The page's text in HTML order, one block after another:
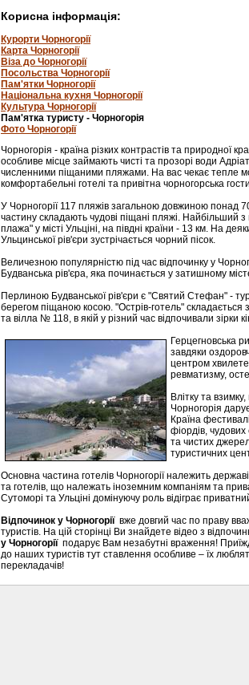
Корисна інформація:
Курорти Чорногорії
Карта Чорногорії
Віза до Чорногорії
Посольства Чорногорії
Пам'ятки Чорногорії
Національна кухня Чорногорії
Культура Чорногорії
Пам'ятка туристу - Чорногорія
Фото Чорногорії
Чорногорія - країна різких контрастів та природної
особливе місце займають чисті та прозорі води
численними піщаними пляжами. На вас чекає тепле
комфортабельні готелі та привітна чорногорська
У Чорногорії 117 пляжів загальною довжиною понад
частину складають чудові піщані пляжі. Найбільший
плажа" у місті Ульціні, на півдні країни - 13 км. На
Ульцинської рів'єри зустрічається чорний пісок.
Величезною популярністю під час відпочинку у
Будванська рів'єра, яка починається у затишному
Перлиною Будванської рів'єри є "Святий Стефан" -
берегом піщаною косою. "Острів-готель"
та вілла № 118, в якій у різний час відпочивали зірки
Герцегновська
завдяки
центром
ревматизму,
Влітку та
Чорногорія
Країна
фіордів, чудових
та чистих
туристичних
Основна частина готелів Чорногорії належить
та готелів, що належать іноземним компаніям та
Сутоморі та Ульціні домінуючу роль відіграє
Відпочинок у Чорногорії вже довгий час по праву
туристів. На цій сторінці Ви знайдете відео з
у Чорногоріїподарує Вам незабутні враження!
до наших туристів тут ставлення особливе – їх
перекладачів!